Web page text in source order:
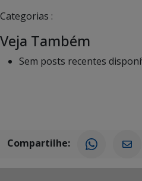
Categorias :
Veja Também
Sem posts recentes
Compartilhe: